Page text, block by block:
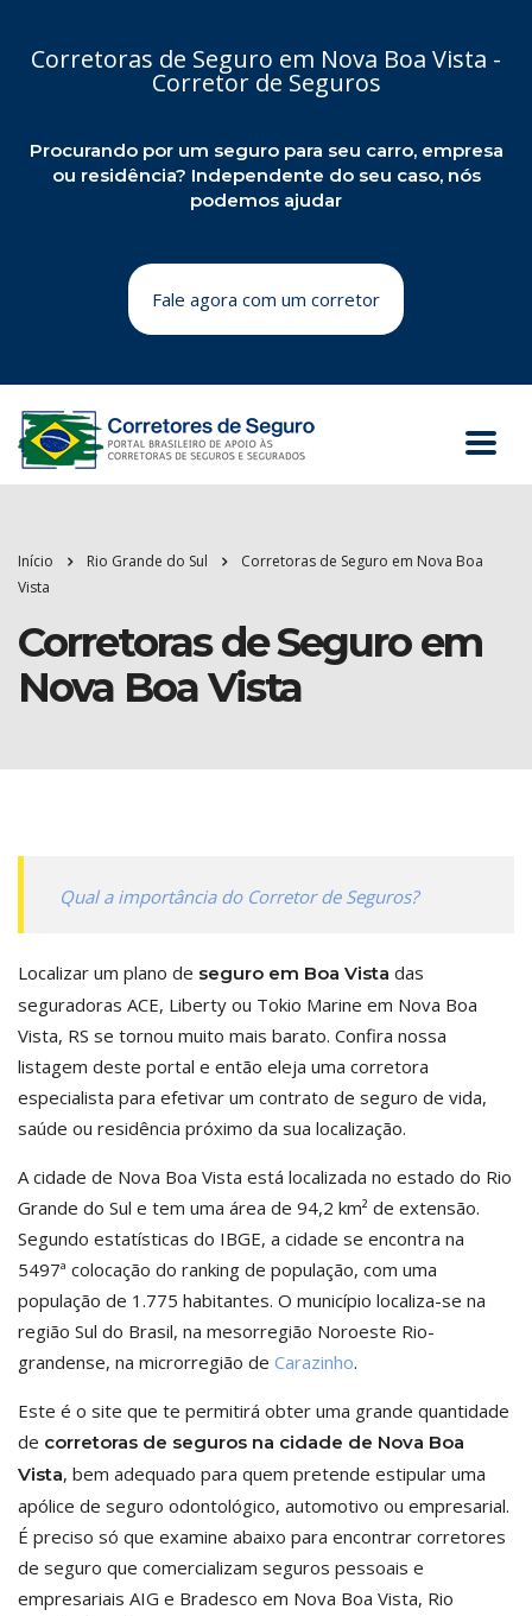
Corretoras de Seguro em Nova Boa Vista -
Corretor de Seguros
Procurando por um seguro para seu carro, empresa
ou residência? Independente do seu caso, nós
podemos ajudar
Fale agora com um corretor
Início Rio Grande do Sul
Corretoras de Seguro em Nova Boa
Vista
Corretoras de Seguro em
Nova Boa Vista
Qual a importância do Corretor de Seguros?
Localizar um plano de seguro em Boa Vista das
seguradoras ACE, Liberty ou Tokio Marine em Nova Boa
Vista, RS se tornou muito mais barato. Confira nossa
listagem deste portal e então eleja uma corretora
especialista para efetivar um contrato de seguro de vida,
saúde ou residência próximo da sua localização.
A cidade de Nova Boa Vista está localizada no estado do Rio
Grande do Sul e tem uma área de 94,2 km² de extensão.
Segundo estatísticas do IBGE, a cidade se encontra na
5497ª colocação do ranking de população, com uma
população de 1.775 habitantes. O município localiza-se na
região Sul do Brasil, na mesorregião Noroeste Rio-
grandense, na microrregião de Carazinho.
Este é o site que te permitirá obter uma grande quantidade
de corretoras de seguros na cidade de Nova Boa
Vista, bem adequado para quem pretende estipular uma
apólice de seguro odontológico, automotivo ou empresarial.
É preciso só que examine abaixo para encontrar corretores
de seguro que comercializam seguros pessoais e
empresariais AIG e Bradesco em Nova Boa Vista, Rio